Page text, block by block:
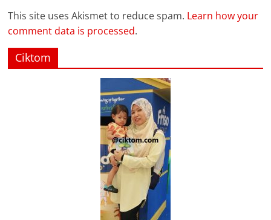
This site uses Akismet to reduce spam. Learn how your
comment data is processed.
Ciktom